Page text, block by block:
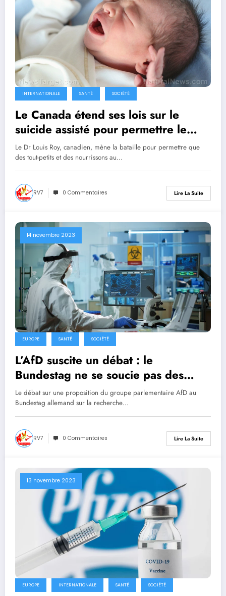
INTERNATIONALE SANTÉ SOCIÉTÉ
Le Canada étend ses lois sur le
suicide assisté pour permettre le
meurtre d’ENFANTS à des fins
lucratives
Le Dr Louis Roy, canadien, mène la bataille pour permettre que
des tout-petits et des nourrissons au…
RV7 0 Commentaires Lire La Suite
14 novembre 2023
EUROPE SANTÉ SOCIÉTÉ
L’AfD suscite un débat : le
Bundestag ne se soucie pas des
risques liés à la recherche sur le
gain de fonction
Le débat sur une proposition du groupe parlementaire AfD au
Bundestag allemand sur la recherche…
RV7 0 Commentaires Lire La Suite
13 novembre 2023
EUROPE INTERNATIONALE SANTÉ SOCIÉTÉ